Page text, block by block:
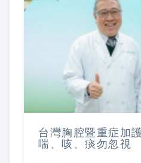
台灣胸腔暨重症加
喘、咳、痰勿忽視